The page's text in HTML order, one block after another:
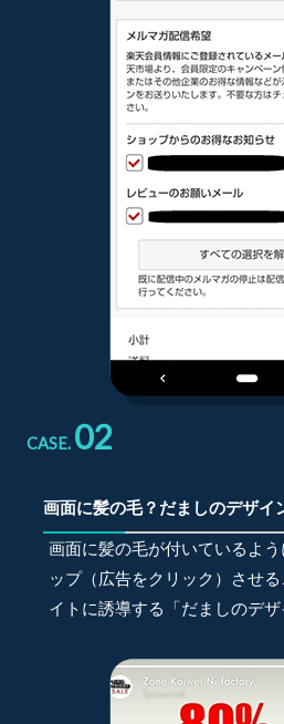
CASE. 02
画面に髪の毛？だましのデザイ
画面に髪の毛が付いているよ
ップ（広告をクリック）させ
イトに誘導する「だましのデザ